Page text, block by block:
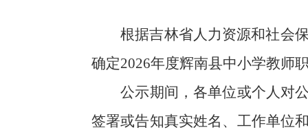
根据吉林省人力资源和社会
确定2026年度辉南县中小学教师
公示期间，各单位或个人对
签署或告知真实姓名、工作单位